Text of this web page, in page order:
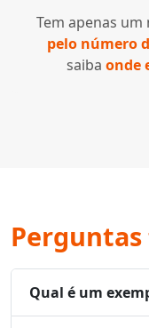
Tem apenas
pelo número
saiba onde
Qual é um